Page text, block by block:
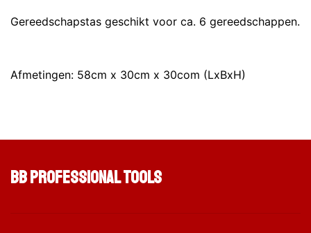
Gereedschapstas geschikt voor ca. 6 gereedschappen.
Afmetingen: 58cm x 30cm x 30com (LxBxH)
BB Professional Tools